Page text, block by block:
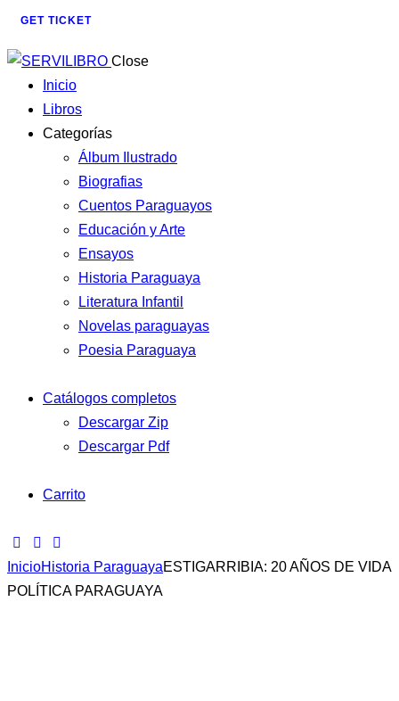
GET TICKET
Close
Inicio
Libros
Categorías
Álbum Ilustrado
Biografias
Cuentos Paraguayos
Educación y Arte
Ensayos
Historia Paraguaya
Literatura Infantil
Novelas paraguayas
Poesia Paraguaya
Catálogos completos
Descargar Zip
Descargar Pdf
Carrito
InicioHistoria ParaguayaESTIGARRIBIA: 20 AÑOS DE VIDA
POLÍTICA PARAGUAYA